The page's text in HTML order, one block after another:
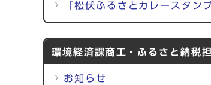
「松伏ふるさとカレースタ
環境経済課商工・ふるさと納税
お知らせ